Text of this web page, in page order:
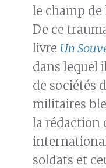
le champ de
De ce
livre Un
dans lequel
de sociétés
militaires
la rédaction
soldats et